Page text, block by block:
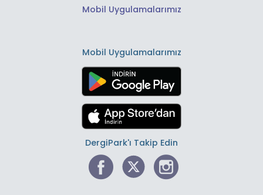
Mobil Uygulamalarımız
Mobil Uygulamalarımız
DergiPark'ı Takip Edin